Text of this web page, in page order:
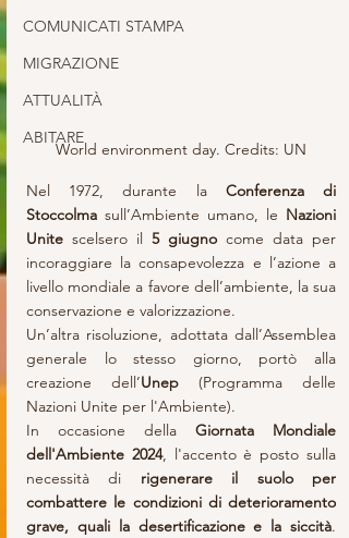
COMUNICATI STAMPA
MIGRAZIONE
ATTUALITÀ
ABITARE
World environment day. Credits: UN
Nel 1972, durante la Conferenza di
Stoccolma sull’Ambiente umano, le Nazioni
Unite scelsero il 5 giugno come data per
incoraggiare la consapevolezza e l’azione a
livello mondiale a favore dell’ambiente, la sua
conservazione e valorizzazione.
Un’altra risoluzione, adottata dall’Assemblea
generale lo stesso giorno, portò alla
creazione dell’Unep (Programma delle
Nazioni Unite per l'Ambiente).
In occasione della Giornata Mondiale
dell'Ambiente 2024, l'accento è posto sulla
necessità di rigenerare il suolo per
combattere le condizioni di deterioramento
grave, quali la desertificazione e la siccità.